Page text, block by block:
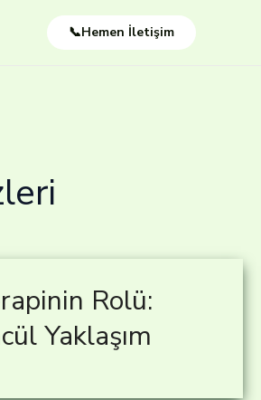
📞Hemen İletişim
Rolü:
Yaklaşım